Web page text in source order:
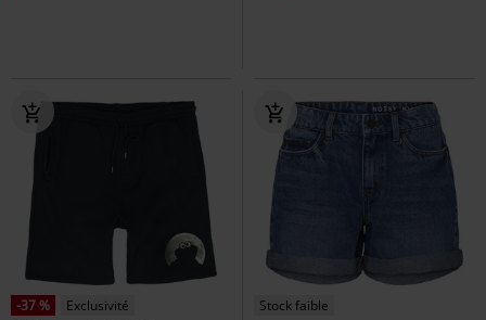
-37 %
Exclusivité
Stock faible